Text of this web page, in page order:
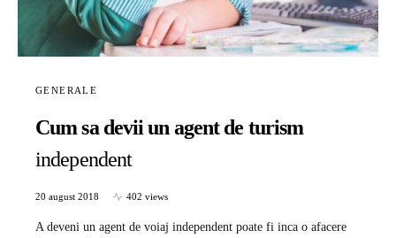
GENERALE
Cum sa devii un agent de turism
independent
20 august 2018 402 views
A deveni un agent de voiaj independent poate fi inca o afacere